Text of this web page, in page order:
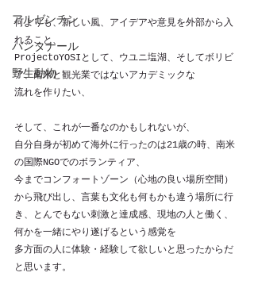
アルゼンチン
パンタナール
野生動物
何よりも、新しい風、アイデアや意見を外部から入
れること、
ProjectoYOSIとして、ウユニ塩湖、そしてボリビ
ア、南米と観光業ではないアカデミックな
流れを作りたい、
そして、これが一番なのかもしれないが、
自分自身が初めて海外に行ったのは21歳の時、南米
の国際NGOでのボランティア、
今までコンフォートゾーン（心地の良い場所空間）
から飛び出し、言葉も文化も何もかも違う場所に行
き、とんでもない刺激と達成感、現地の人と働く、
何かを一緒にやり遂げるという感覚を
多方面の人に体験・経験して欲しいと思ったからだ
と思います。